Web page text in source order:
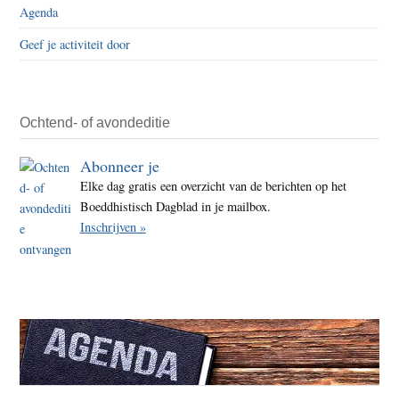
Agenda
Geef je activiteit door
Ochtend- of avondeditie
Abonneer je
Elke dag gratis een overzicht van de berichten op het
Boeddhistisch Dagblad in je mailbox.
Inschrijven »